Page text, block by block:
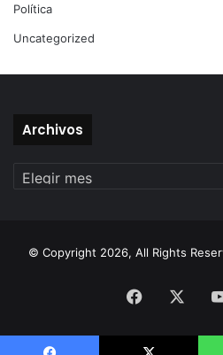
Política
Uncategorized
Archivos
© Copyright 2026, All Rights
Facebook